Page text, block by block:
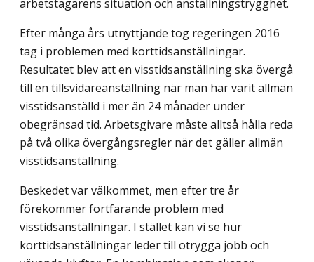
arbetstagarens situation och anställningstrygghet.
Efter många års utnyttjande tog regeringen 2016
tag i problemen med korttids­anställningar.
Resultatet blev att en visstidsanställning ska övergå
till en tillsvidare­anställning när man har varit allmän
visstidsanställd i mer än 24 månader under
obegränsad tid. Arbetsgivare måste alltså hålla reda
på två olika övergångsregler när det gäller allmän
visstidsanställning.
Beskedet var välkommet, men efter tre år
förekommer fortfarande problem med
visstidsanställningar. I stället kan vi se hur
korttidsanställningar leder till otrygga jobb och